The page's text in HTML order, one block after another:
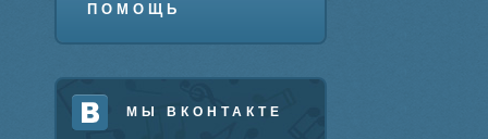
ПОМОЩЬ
МЫ ВКОНТАКТЕ